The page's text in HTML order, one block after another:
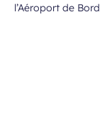
l’Aéroport de